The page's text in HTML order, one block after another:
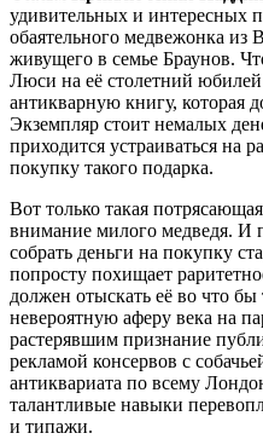
удивительных и интересных
обаятельного медвежонка из
живущего в семье Браунов.
Люси на её столетний
антикварную книгу, которая
Экземпляр стоит немалых
приходится устраиваться на
покупку такого подарка.
Вот только такая
внимание милого медведя. И
собрать деньги на покупку
попросту похищает
должен отыскать её во что бы
невероятную аферу века на
растерявшим признание
рекламой консервов с
антиквариата по всему
талантливые навыки
и типажи.